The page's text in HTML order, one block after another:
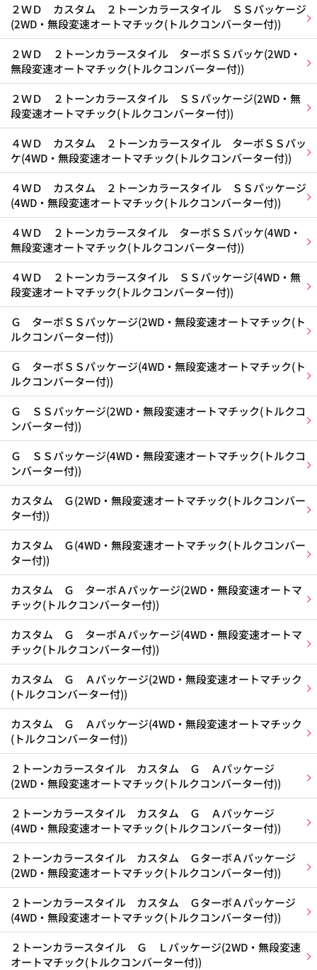
２ＷＤ カスタム ２トーンカラースタイル ＳＳパッケージ
(2WD・無段変速オートマチック(トルクコンバーター付))
２ＷＤ ２トーンカラースタイル ターボＳＳパッケ(2WD・
無段変速オートマチック(トルクコンバーター付))
２ＷＤ ２トーンカラースタイル ＳＳパッケージ(2WD・無
段変速オートマチック(トルクコンバーター付))
４ＷＤ カスタム ２トーンカラースタイル ターボＳＳパッ
ケ(4WD・無段変速オートマチック(トルクコンバーター付))
４ＷＤ カスタム ２トーンカラースタイル ＳＳパッケージ
(4WD・無段変速オートマチック(トルクコンバーター付))
４ＷＤ ２トーンカラースタイル ターボＳＳパッケ(4WD・
無段変速オートマチック(トルクコンバーター付))
４ＷＤ ２トーンカラースタイル ＳＳパッケージ(4WD・無
段変速オートマチック(トルクコンバーター付))
Ｇ ターボＳＳパッケージ(2WD・無段変速オートマチック(ト
ルクコンバーター付))
Ｇ ターボＳＳパッケージ(4WD・無段変速オートマチック(ト
ルクコンバーター付))
Ｇ ＳＳパッケージ(2WD・無段変速オートマチック(トルクコ
ンバーター付))
Ｇ ＳＳパッケージ(4WD・無段変速オートマチック(トルクコ
ンバーター付))
カスタム Ｇ(2WD・無段変速オートマチック(トルクコンバー
ター付))
カスタム Ｇ(4WD・無段変速オートマチック(トルクコンバー
ター付))
カスタム Ｇ ターボＡパッケージ(2WD・無段変速オートマ
チック(トルクコンバーター付))
カスタム Ｇ ターボＡパッケージ(4WD・無段変速オートマ
チック(トルクコンバーター付))
カスタム Ｇ Ａパッケージ(2WD・無段変速オートマチック
(トルクコンバーター付))
カスタム Ｇ Ａパッケージ(4WD・無段変速オートマチック
(トルクコンバーター付))
２トーンカラースタイル カスタム Ｇ Ａパッケージ
(2WD・無段変速オートマチック(トルクコンバーター付))
２トーンカラースタイル カスタム Ｇ Ａパッケージ
(4WD・無段変速オートマチック(トルクコンバーター付))
２トーンカラースタイル カスタム ＧターボＡパッケージ
(2WD・無段変速オートマチック(トルクコンバーター付))
２トーンカラースタイル カスタム ＧターボＡパッケージ
(4WD・無段変速オートマチック(トルクコンバーター付))
２トーンカラースタイル Ｇ Ｌパッケージ(2WD・無段変速
オートマチック(トルクコンバーター付))